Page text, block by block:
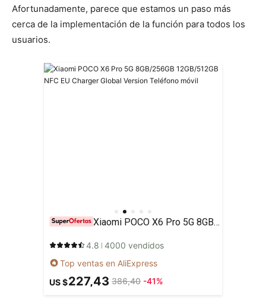
Afortunadamente, parece que estamos un paso más
cerca de la implementación de la función para todos los
usuarios.
Xiaomi POCO X6 Pro 5G 8GB/256GB 12GB/512GB NFC EU Charger Global Version Teléfono móvil
4.8 4000 vendidos
Top ventas en AliExpress
US $227,43 386,40 -41%